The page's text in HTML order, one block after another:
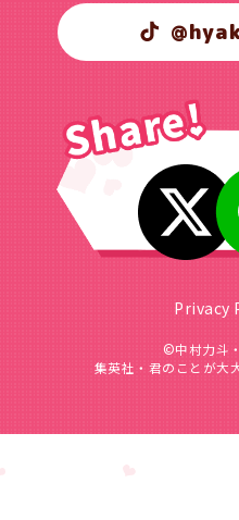
Privacy
©中村力斗
集英社・君のことが大